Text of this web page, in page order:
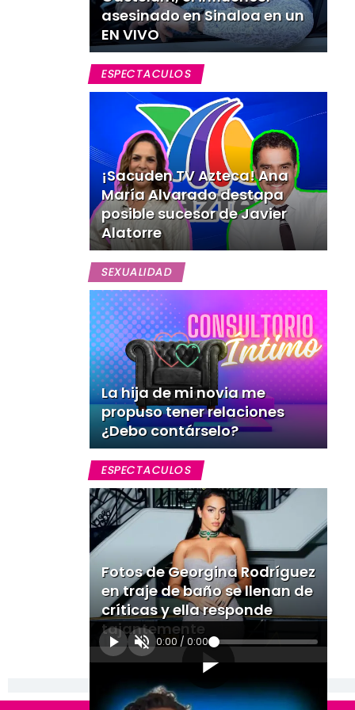
asesinado en Sinaloa en un
EN VIVO
ESPECTACULOS
¡Sacuden TV Azteca! Ana
María Alvarado destapa
posible sucesor de Javier
Alatorre
SEXUALIDAD
La hija de mi novia me
propuso tener relaciones
¿Debo contárselo?
ESPECTACULOS
Fotos de Georgina Rodríguez
en traje de baño se llenan de
críticas y ella responde
tajantemente
0:00 / 0:00
[Publicidad]